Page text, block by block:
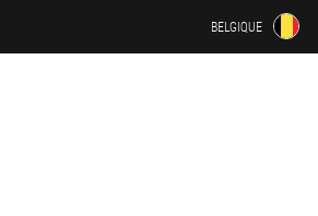
BELGIQUE